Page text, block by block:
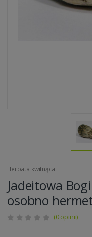
Herbata kwitnąca
Jadeitowa
osobno
(0 opinii)